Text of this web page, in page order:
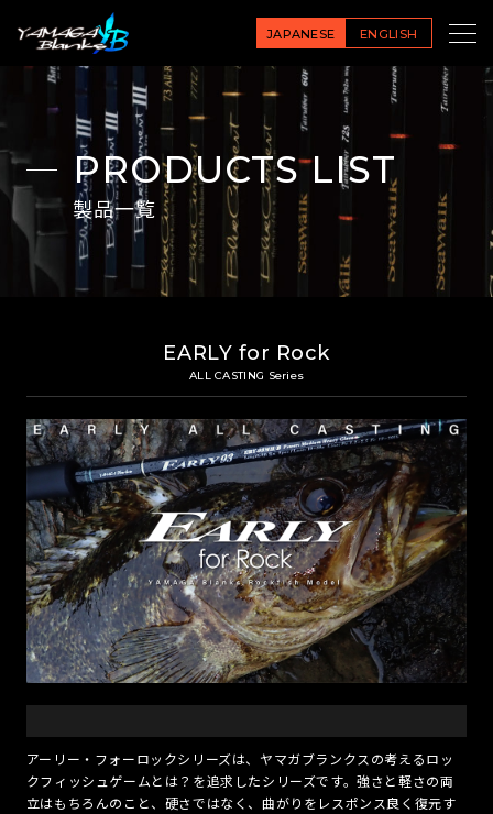
JAPANESE ENGLISH
PRODUCTS LIST
製品一覧
EARLY for Rock
ALL CASTING Series
アーリー・フォーロックシリーズは、ヤマガブランクスの考えるロッ
クフィッシュゲームとは？を追求したシリーズです。強さと軽さの両
立はもちろんのこと、硬さではなく、曲がりをレスポンス良く復元す